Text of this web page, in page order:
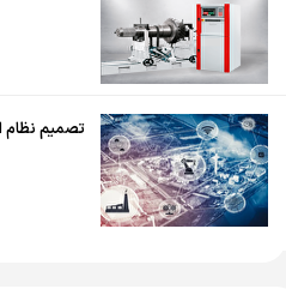
تصميم نظام